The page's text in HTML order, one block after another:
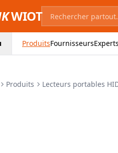
WIOT
ProduitsFournisseursExperts
Produits Lecteurs portables